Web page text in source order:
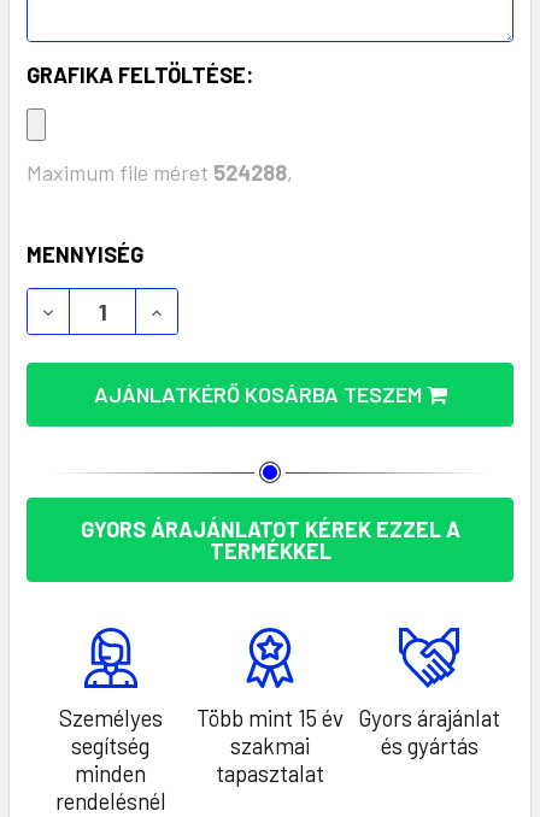
GRAFIKA FELTÖLTÉSE:
Maximum file méret 524288,
KÉSZLET:
MENNYISÉG
ELUXO NAPELEMES 3 LED KULCSTARTÓS LÁMPA
ELUXO NAPELEMES 3 LED
AJÁNLATKÉRŐ KOSÁRBA TESZEM
GYORS ÁRAJÁNLATOT KÉREK EZZEL A
TERMÉKKEL
Személyes
segítség
minden
rendelésnél
Több mint 15 év
szakmai
tapasztalat
Gyors árajánlat
és gyártás